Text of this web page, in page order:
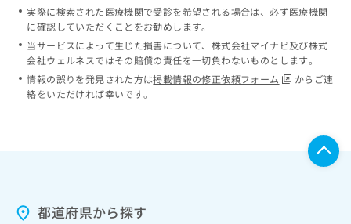
実際に検索された医療機関で受診を希望される場合は、必ず医療機関
に確認していただくことをお勧めします。
当サービスによって生じた損害について、株式会社マイナビ及び株式
会社ウェルネスではその賠償の責任を一切負わないものとします。
情報の誤りを発見された方は掲載情報の修正依頼フォーム
からご連
絡をいただければ幸いです。
都道府県から探す